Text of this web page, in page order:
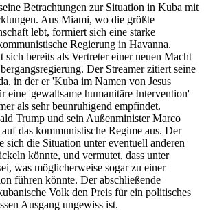
Betrachtungen zur Situation in Kuba mit
Aus Miami, wo die größte
lebt, formiert sich eine starke
Regierung in Havanna.
sich bereits als Vertreter einer neuen Macht
Der Streamer zitiert seine
in der er 'Kuba im Namen von Jesus
eine 'gewaltsame humanitäre Intervention'
als sehr beunruhigend empfindet.
Trump und sein Außenminister Marco
das kommunistische Regime aus. Der
sich die Situation unter eventuell anderen
könnte, und vermutet, dass unter
was möglicherweise sogar zu einer
führen könnte. Der abschließende
Volk den Preis für ein politisches
Ausgang ungewiss ist.